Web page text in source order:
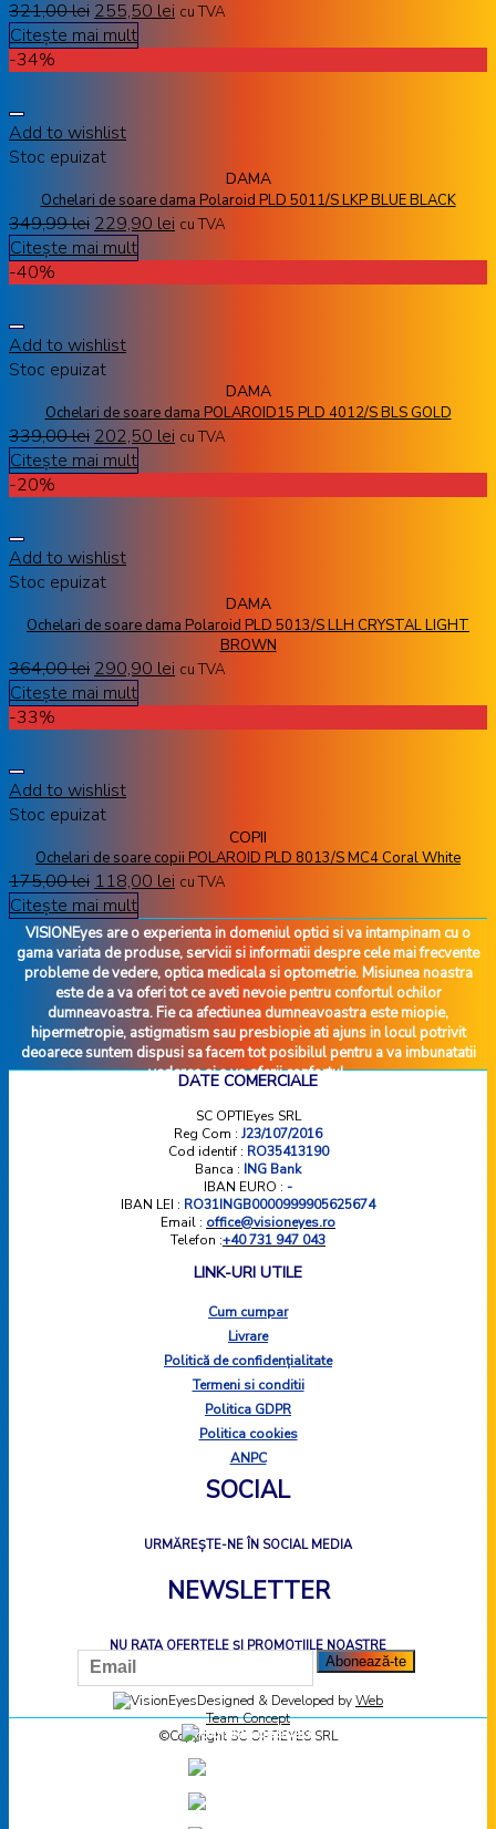
321,00lei 255,50 lei cu TVA
Citește mai mult
-34%
Add to wishlist
Stoc epuizat
DAMA
Ochelari de soare dama Polaroid PLD 5011/S LKP BLUE BLACK
349,99lei 229,90 lei cu TVA
Citește mai mult
-40%
Add to wishlist
Stoc epuizat
DAMA
Ochelari de soare dama POLAROID15 PLD 4012/S BLS GOLD
339,00lei 202,50 lei cu TVA
Citește mai mult
-20%
Add to wishlist
Stoc epuizat
DAMA
Ochelari de soare dama Polaroid PLD 5013/S LLH CRYSTAL LIGHT
BROWN
364,00lei 290,90 lei cu TVA
Citește mai mult
-33%
Add to wishlist
Stoc epuizat
COPII
Ochelari de soare copii POLAROID PLD 8013/S MC4 Coral White
175,00lei 118,00 lei cu TVA
Citește mai mult
VISIONEyes are o experienta in domeniul optici si va intampinam cu o
gama variata de produse, servicii si informatii despre cele mai frecvente
probleme de vedere, optica medicala si optometrie. Misiunea noastra
este de a va oferi tot ce aveti nevoie pentru confortul ochilor
dumneavoastra. Fie ca afectiunea dumneavoastra este miopie,
hipermetropie, astigmatism sau presbiopie ati ajuns in locul potrivit
deoarece suntem dispusi sa facem tot posibilul pentru a va imbunatatii
vederea si a va oferii confortul.
DATE COMERCIALE
SC OPTIEyes SRL
Reg Com : J23/107/2016
Cod identif : RO35413190
Banca : ING Bank
IBAN EURO : -
IBAN LEI : RO31INGB0000999905625674
Email : office@visioneyes.ro
Telefon :+40 731 947 043
LINK-URI UTILE
Cum cumpar
Livrare
Politică de confidențialitate
Termeni si conditii
Politica GDPR
Politica cookies
ANPC
SOCIAL
URMĂREȘTE-NE ÎN SOCIAL MEDIA
NEWSLETTER
NU RATA OFERTELE ȘI PROMOȚIILE NOASTRE
Designed & Developed byWeb
Team Concept
©Copyright SC OPTIEYES SRL